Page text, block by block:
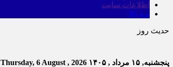
اطلاعات سایت
برو بالا
حدیث روز
پنجشنبه, ۱۵ مرداد , ۱۴۰۵ Thursday, 6 August , 2026